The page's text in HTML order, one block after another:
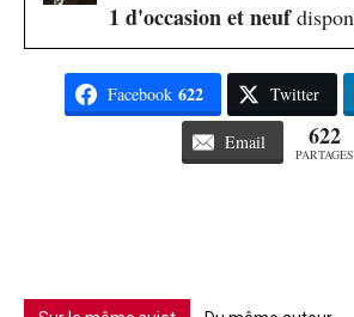
1 d'occasion et neuf
Facebook 622 Twitter
Email 622
PARTAGES